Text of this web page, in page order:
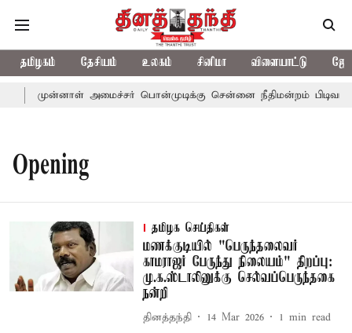
தமிழகம் தேசியம் உலகம் சினிமா விளையாட்டு
முன்னாள் அமைச்சர் பொன்முடிக்கு சென்னை நீதிமன்றம்
Opening
தமிழக செய்திகள்
மணக்குடியில் "பெருந்தலைவர்
காமராஜர் பேருந்து நிலையம்" திறப்பு:
மு.க.ஸ்டாலினுக்கு செல்வப்பெருந்தகை
நன்றி
தினத்தந்தி 14 Mar 2026 1 min read